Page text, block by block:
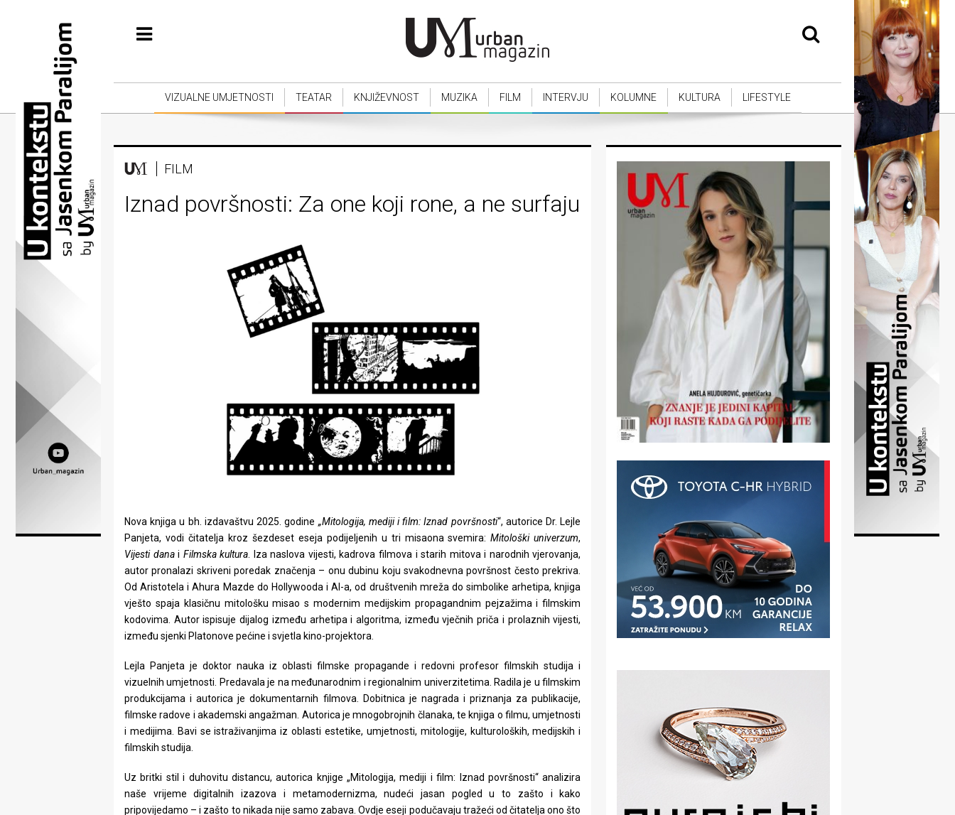
Vizualne
umjetnosti
Teatar
Književnost
Muzika
Film
Intervju
Kolumne
Lifestyle
Beauty
Zdravlje
stolom
u
VIZUALNE UMJETNOSTI TEATAR KNJIŽEVNOST MUZIKA FILM INTERVJU KOLUMNE KULTURA LIFESTYLE
FILM
Iznad površnosti: Za one koji rone, a ne surfaju
Nova knjiga u bh. izdavaštvu 2025. godine „Mitologija, mediji i film: Iznad površnosti“, autorice Dr. Lejle
Panjeta, vodi čitatelja kroz šezdeset eseja podijeljenih u tri misaona svemira:Mitološki univerzum,
Vijesti danai Filmska kultura. Iza naslova vijesti, kadrova filmova i starih mitova i narodnih vjerovanja,
autor pronalazi skriveni poredak značenja – onu dubinu koju svakodnevna površnost često prekriva.
Od Aristotela i Ahura Mazde do Hollywooda i AI-a, od društvenih mreža do simbolike arhetipa, knjiga
vješto spaja klasičnu mitološku misao s modernim medijskim propagandnim pejzažima i filmskim
kodovima. Autor ispisuje dijalog između arhetipa i algoritma, između vječnih priča i prolaznih vijesti,
između sjenki Platonove pećine i svjetla kino-projektora.
Lejla Panjeta je doktor nauka iz oblasti filmske propagande i redovni profesor filmskih studija i
vizuelnih umjetnosti. Predavala je na međunarodnim i regionalnim univerzitetima. Radila je u filmskim
produkcijama i autorica je dokumentarnih filmova. Dobitnica je nagrada i priznanja za publikacije,
filmske radove i akademski angažman. Autorica je mnogobrojnih članaka, te knjiga o filmu, umjetnosti
i medijima. Bavi se istraživanjima iz oblasti estetike, umjetnosti, mitologije, kulturoloških, medijskih i
filmskih studija.
Uz britki stil i duhovitu distancu, autorica knjige „Mitologija, mediji i film: Iznad površnosti“ analizira
naše vrijeme digitalnih izazova i metamodernizma, nudeći jasan pogled u to zašto i kako
pripovijedamo – i zašto to nikada nije samo zabava. Ovdje eseji podučavaju tražeći od čitatelja ono što